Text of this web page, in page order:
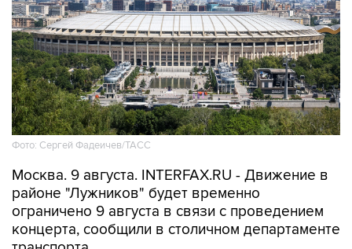
Фото: Сергей Фадеичев/ТАСС
Москва. 9 августа. INTERFAX.RU - Движение в
районе "Лужников" будет временно
ограничено 9 августа в связи с проведением
концерта, сообщили в столичном департаменте